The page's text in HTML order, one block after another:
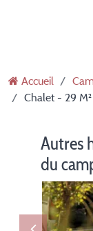
Accueil
Chalet - 29
Autres
du